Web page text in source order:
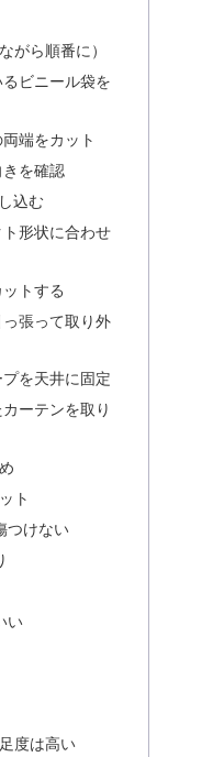
がら順番に）
ビニール袋を
端をカット
を確認
込む
形状に合わせ
トする
張って取り外
を天井に固定
ーテンを取り
ト
つけない
い
度は高い